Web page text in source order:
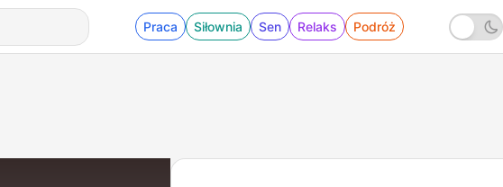
Praca Siłownia Sen Relaks Podróż